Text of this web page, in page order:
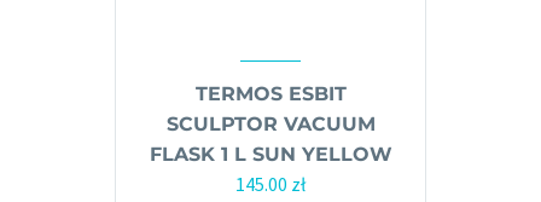
TERMOS ESBIT
SCULPTOR VACUUM
FLASK 1 L SUN YELLOW
Pierwotna
145.00 złAktualna